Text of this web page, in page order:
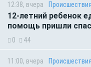
12:38, вчера Происшествия
12-летний ребенок
помощь пришли
0 44
11:00, вчера Происшествия